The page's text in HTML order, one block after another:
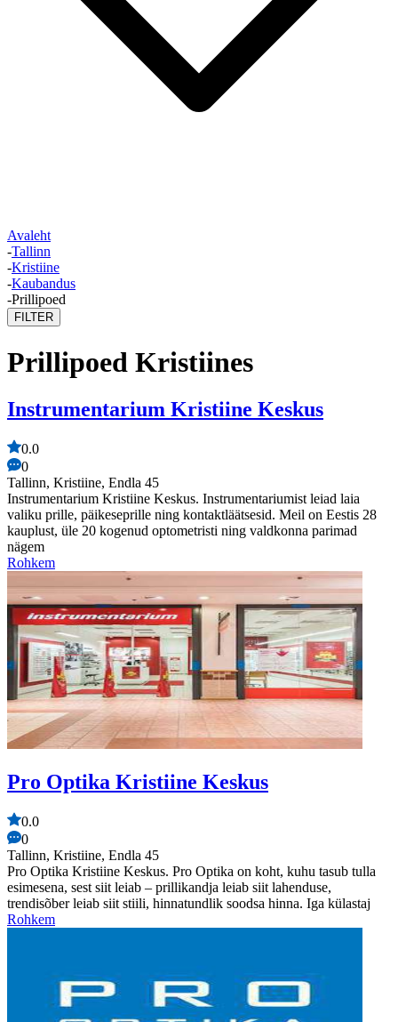
Avaleht
-Tallinn
-Kristiine
-Kaubandus
-Prillipoed
FILTER
Prillipoed Kristiines
Instrumentarium Kristiine Keskus
0.0
0
Tallinn, Kristiine, Endla 45
Instrumentarium Kristiine Keskus. Instrumentariumist leiad laia
valiku prille, päikeseprille ning kontaktläätsesid. Meil on Eestis 28
kauplust, üle 20 kogenud optometristi ning valdkonna parimad
nägem
Rohkem
Pro Optika Kristiine Keskus
0.0
0
Tallinn, Kristiine, Endla 45
Pro Optika Kristiine Keskus. Pro Optika on koht, kuhu tasub tulla
esimesena, sest siit leiab – prillikandja leiab siit lahenduse,
trendisõber leiab siit stiili, hinnatundlik soodsa hinna. Iga külastaj
Rohkem